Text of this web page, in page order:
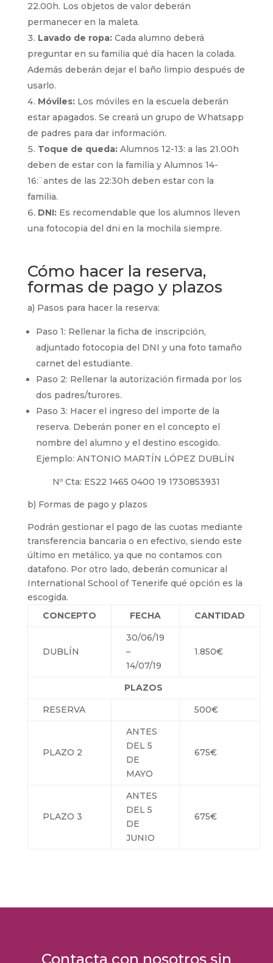
22.00h. Los objetos de valor deberán
permanecer en la maleta.
Lavado de ropa: Cada alumno deberá
preguntar en su familia qué día hacen la colada.
Además deberán dejar el baño limpio después de
usarlo.
Móviles: Los móviles en la escuela deberán
estar apagados. Se creará un grupo de Whatsapp
de padres para dar información.
Toque de queda: Alumnos 12-13: a las 21.00h
deben de estar con la familia y Alumnos 14-
16:¨antes de las 22:30h deben estar con la
familia.
DNI: Es recomendable que los alumnos lleven
una fotocopia del dni en la mochila siempre.
Cómo hacer la reserva,
formas de pago y plazos
a) Pasos para hacer la reserva:
Paso 1: Rellenar la ficha de inscripción,
adjuntado fotocopia del DNI y una foto tamaño
carnet del estudiante.
Paso 2: Rellenar la autorización firmada por los
dos padres/turores.
Paso 3: Hacer el ingreso del importe de la
reserva. Deberán poner en el concepto el
nombre del alumno y el destino escogido.
Ejemplo: ANTONIO MARTÍN LÓPEZ DUBLÍN
Nº Cta: ES22 1465 0400 19 1730853931
b) Formas de pago y plazos
Podrán gestionar el pago de las cuotas mediante
transferencia bancaria o en efectivo, siendo este
último en metálico, ya que no contamos con
datafono. Por otro lado, deberán comunicar al
International School of Tenerife qué opción es la
escogida.
CONCEPTO
FECHA CANTIDAD
DUBLÍN
30/06/19
–
14/07/19
1.850€
PLAZOS
RESERVA
500€
PLAZO 2
ANTES
DEL 5
DE
MAYO
675€
PLAZO 3
ANTES
DEL 5
DE
JUNIO
675€
Contacta con nosotros sin